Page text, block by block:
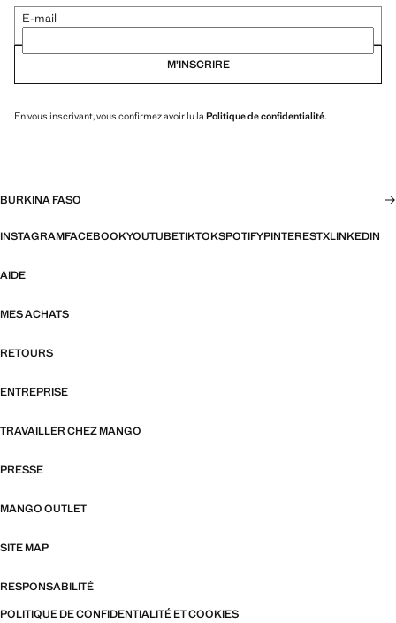
E-mail
M’INSCRIRE
En vous inscrivant, vous confirmez avoir lu la Politique de confidentialité.
BURKINA FASO
INSTAGRAMFACEBOOKYOUTUBETIKTOKSPOTIFYPINTERESTXLINKEDIN
AIDE
MES ACHATS
RETOURS
ENTREPRISE
TRAVAILLER CHEZ MANGO
PRESSE
MANGO OUTLET
SITE MAP
RESPONSABILITÉ
POLITIQUE DE CONFIDENTIALITÉ ET COOKIES